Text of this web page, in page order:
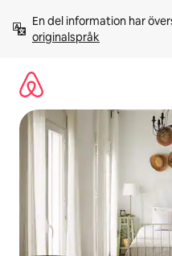
innehåll
En del information har
originalspråk